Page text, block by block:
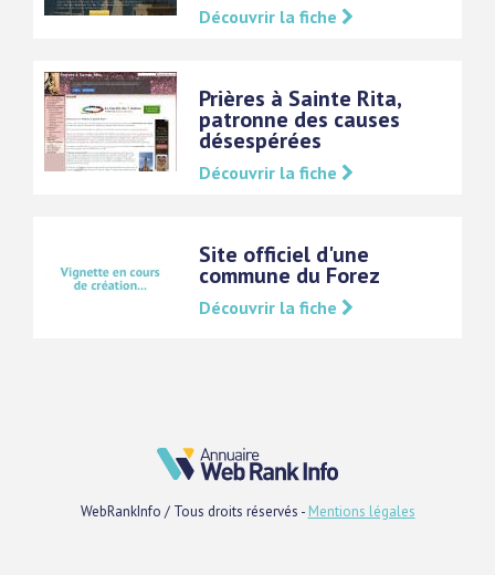
Découvrir la fiche
Prières à Sainte Rita,
patronne des causes
désespérées
Découvrir la fiche
Site officiel d'une
commune du Forez
Découvrir la fiche
WebRankInfo / Tous droits réservés - Mentions légales